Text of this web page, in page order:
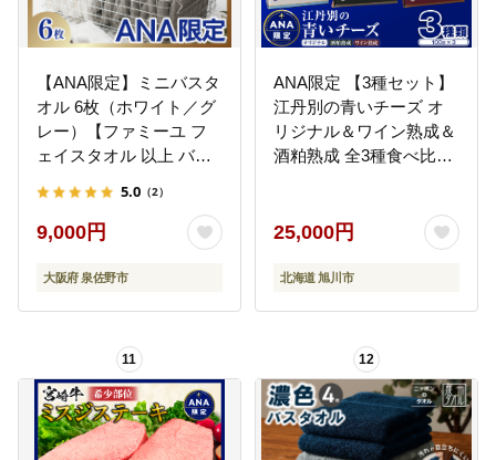
【ANA限定】ミニバスタ
オル 6枚（ホワイト／グ
レー）【ファミーユ フ
ェイスタオル 以上 バス
吸水 普段使い シンプル
日用品 たおる】 G3979-
5.0 （2）
9,000円
大阪府 泉佐野市
ANA限定 【3種セット】
江丹別の青いチーズ オ
リジナル＆ワイン熟成＆
酒粕熟成 全3種食べ比べ
め合わせセット オリジ
ナル ワイン熟成 酒麹熟
成 牛乳 乳製品 濃厚 晩酌
25,000円
北海道 旭川市
11 12